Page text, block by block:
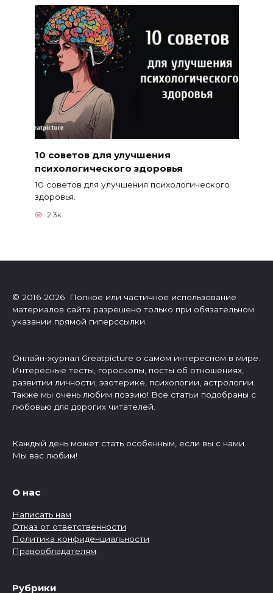
10 советов для улучшения
психологического здоровья
10 советов для улучшения психологического
здоровья.
2.3к.
© 2016-2026 Полное или частичное использование
материалов сайта разрешено только при обязательном
указании прямой гиперссылки.
Онлайн-журнал Greatpicture о самом интересном в мире.
Интересные тесты, гороскопы, посты об отношениях,
развитии личности, эзотерике, психологии, астрологии.
Также мы очень любим поэзию! Все статьи подобраны с
любовью для дорогих читателей.
Каждый день может стать особенным, если вы с нами.
Мы вас любим!
О нас
Написать нам
Отказ от ответственности
Политика конфиденциальности
Правообладателям
Рубрики